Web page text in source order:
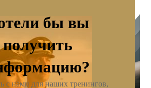
бы вы
получить
с нами для наших тренингов,